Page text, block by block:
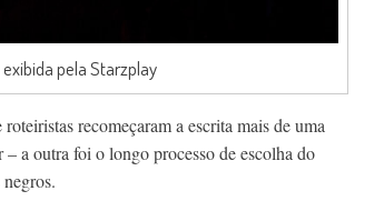
exibida pela Starzplay
recomeçaram a escrita mais de uma
– a outra foi o longo processo de escolha do